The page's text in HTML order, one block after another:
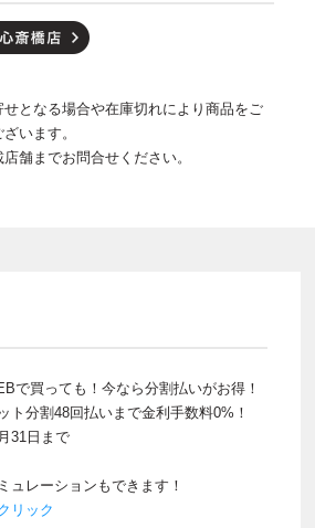
せとなる場合や在庫切れにより商品をご
います。
舗までお問合せください。
で買っても！今なら分割払いがお得！
ト分割48回払いまで金利手数料0%！
31日まで
ュレーションもできます！
リック